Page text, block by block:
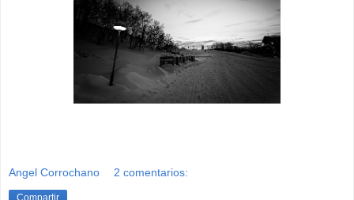
Angel Corrochano 2 comentarios:
Compartir